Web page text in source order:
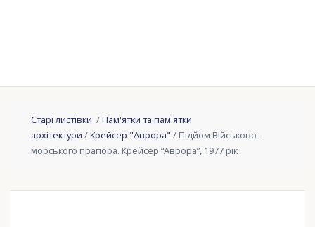
Старі листівки /Пам'ятки та пам'ятки
архітектури /Крейсер "Аврора" / Підйом Військово-
морського прапора. Крейсер “Аврора”, 1977 рік